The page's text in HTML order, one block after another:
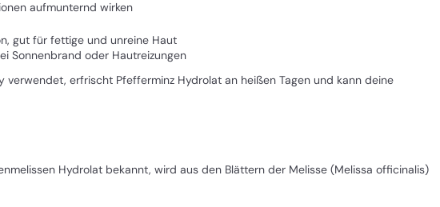
aufmunternd wirken
gut für fettige und unreine Haut
Sonnenbrand oder Hautreizungen
verwendet, erfrischt Pfefferminz Hydrolat an heißen Tagen und kann deine
Hydrolat bekannt, wird aus den Blättern der Melisse (Melissa officinalis)